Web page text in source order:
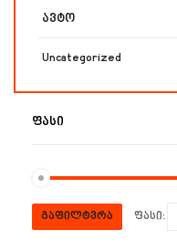
ავტო
Uncategorized
ᲤᲐᲡᲘ
გაფილტვრა ფასი: